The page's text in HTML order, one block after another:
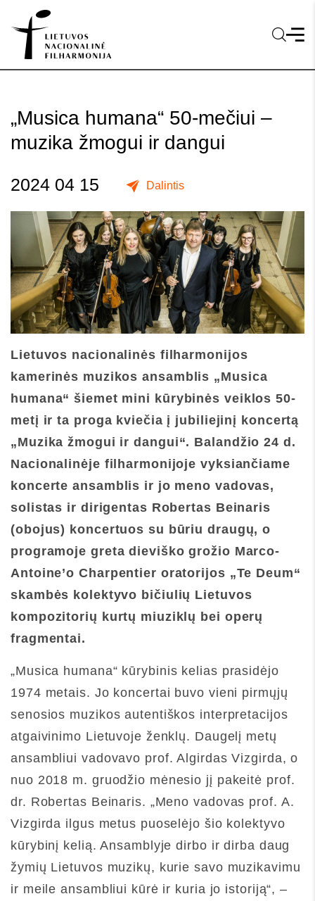
„Musica humana“ 50-mečiui –
muzika žmogui ir dangui
2024 04 15 Dalintis
Lietuvos nacionalinės filharmonijos
kamerinės muzikos ansamblis „Musica
humana“ šiemet mini kūrybinės veiklos 50-
metį ir ta proga kviečia į jubiliejinį koncertą
„Muzika žmogui ir dangui“. Balandžio 24 d.
Nacionalinėje filharmonijoje vyksiančiame
koncerte ansamblis ir jo meno vadovas,
solistas ir dirigentas Robertas Beinaris
(obojus) koncertuos su būriu draugų, o
programoje greta dieviško grožio Marco-
Antoine’o Charpentier oratorijos „Te Deum“
skambės kolektyvo bičiulių Lietuvos
kompozitorių kurtų miuziklų bei operų
fragmentai.
„Musica humana“ kūrybinis kelias prasidėjo
1974 metais. Jo koncertai buvo vieni pirmųjų
senosios muzikos autentiškos interpretacijos
atgaivinimo Lietuvoje ženklų. Daugelį metų
ansambliui vadovavo prof. Algirdas Vizgirda, o
nuo 2018 m. gruodžio mėnesio jį pakeitė prof.
dr. Robertas Beinaris. „Meno vadovas prof. A.
Vizgirda ilgus metus puoselėjo šio kolektyvo
kūrybinį kelią. Ansamblyje dirbo ir dirba daug
žymių Lietuvos muzikų, kurie savo muzikavimu
ir meile ansambliui kūrė ir kuria jo istoriją“, –